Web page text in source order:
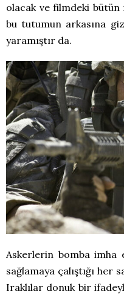
olacak ve filmdeki bütün
bu tutumun arkasına
yaramıştır da.
Askerlerin bomba imha
sağlamaya çalıştığı her
Iraklılar donuk bir